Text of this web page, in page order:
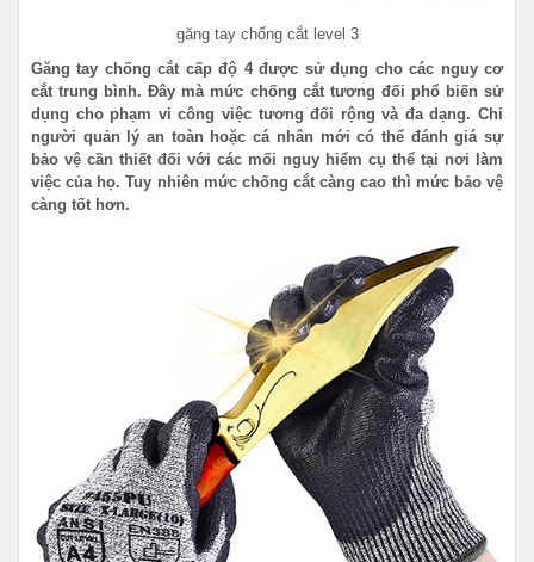
găng tay chống cắt level 3
Găng tay chống cắt cấp độ 4 được sử dụng cho các nguy cơ
cắt trung bình. Đây mà mức chống cắt tương đối phổ biến sử
dụng cho phạm vi công việc tương đối rộng và đa dạng. Chỉ
người quản lý an toàn hoặc cá nhân mới có thể đánh giá sự
bảo vệ cần thiết đối với các mối nguy hiểm cụ thể tại nơi làm
việc của họ. Tuy nhiên mức chống cắt càng cao thì mức bảo vệ
càng tốt hơn.